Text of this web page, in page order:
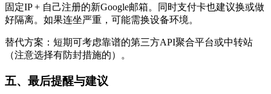
固定IP + 自己注册的新Google邮箱。同时支付卡也建议换或做
好隔离。如果连坐严重，可能需换设备环境。
替代方案：短期可考虑靠谱的第三方API聚合平台或中转站
（注意选择有防封措施的）。
五、最后提醒与建议